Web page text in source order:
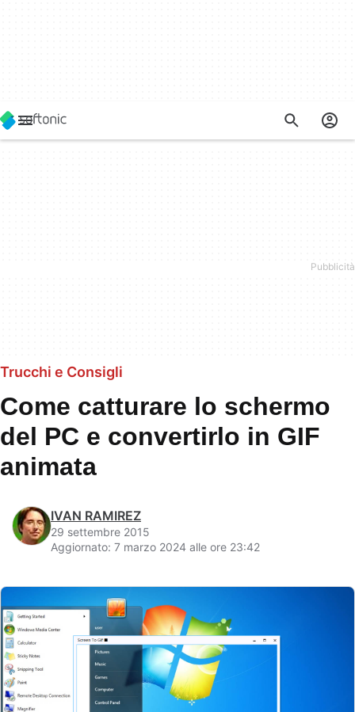
Trucchi e Consigli
Come catturare lo schermo
del PC e convertirlo in GIF
animata
IVAN RAMIREZ
29 settembre 2015
Aggiornato: 7 marzo 2024 alle ore 23:42